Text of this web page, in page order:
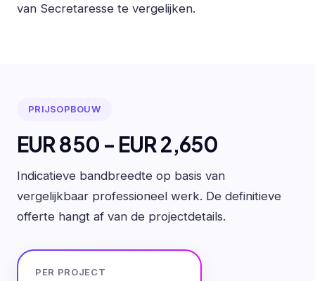
van Secretaresse te vergelijken.
PRIJSOPBOUW
EUR 850 - EUR 2,650
Indicatieve bandbreedte op basis van
vergelijkbaar professioneel werk. De definitieve
offerte hangt af van de projectdetails.
PER PROJECT